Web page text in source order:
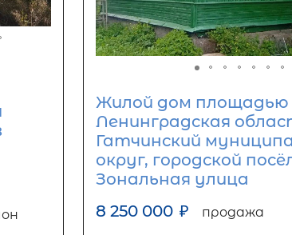
Жилой дом площадью
Ленинградская
Гатчинский
округ, городской
Зональная улица
8 250 000 ₽ продажа